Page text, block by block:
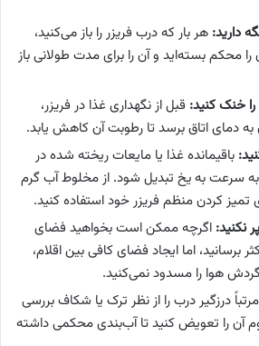
دارید: هر بار که درب فریزر را باز می‌کنید،
محکم بسته‌اید و آن را برای مدت طولانی باز
را خنک کنید: قبل از نگهداری غذا در فریزر،
به دمای اتاق برسد تا رطوبت آن کاهش یابد.
باقیمانده غذا یا مایعات ریخته شده در
به سرعت به یخ تبدیل شود. از مخلوط آب گرم
کردن منظم فریزر خود استفاده کنید.
نکنید: اگرچه ممکن است بخواهید فضای
برسانید، اما ایجاد فضای کافی بین اقلام،
هوا را مسدود نمی‌کنید.
مرتباً درزگیر درب را از نظر ترک یا شکاف بررسی
آن را تعویض کنید تا آب‌بندی محکمی داشته